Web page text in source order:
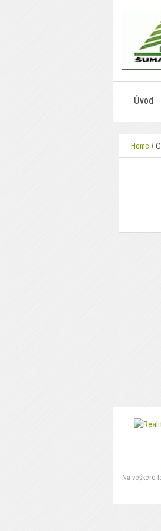
Úvod
Home
Na veškeré